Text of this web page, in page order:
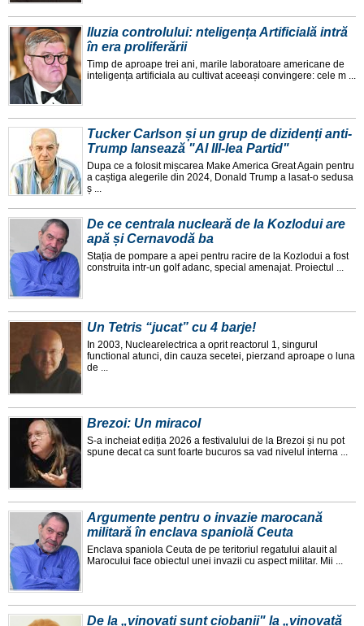
Iluzia controlului: nteligența Artificială intră
în era proliferării
Timp de aproape trei ani, marile laboratoare americane de
inteligența artificiala au cultivat aceeași convingere: cele m ...
Tucker Carlson și un grup de dizidenți anti-
Trump lansează "Al III-lea Partid"
Dupa ce a folosit mișcarea Make America Great Again pentru
a caștiga alegerile din 2024, Donald Trump a lasat-o sedusa
ș ...
De ce centrala nucleară de la Kozlodui are
apă și Cernavodă ba
Stația de pompare a apei pentru racire de la Kozlodui a fost
construita intr-un golf adanc, special amenajat. Proiectul ...
Un Tetris “jucat” cu 4 barje!
In 2003, Nuclearelectrica a oprit reactorul 1, singurul
functional atunci, din cauza secetei, pierzand aproape o luna
de ...
Brezoi: Un miracol
S-a incheiat ediția 2026 a festivalului de la Brezoi și nu pot
spune decat ca sunt foarte bucuros sa vad nivelul interna ...
Argumente pentru o invazie marocană
militară în enclava spaniolă Ceuta
Enclava spaniola Ceuta de pe teritoriul regatului alauit al
Marocului face obiectul unei invazii cu aspect militar. Mii ...
De la „vinovați sunt ciobanii" la „vinovată